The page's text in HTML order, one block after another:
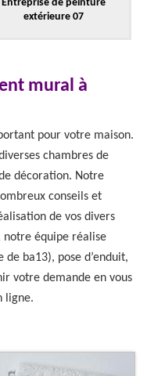
Entreprise de peinture
extérieure 07
mural à
pour votre maison.
chambres de
décoration. Notre
conseils et
de vos divers
notre équipe réalise
ba13), pose d’enduit,
votre demande en vous
ligne.